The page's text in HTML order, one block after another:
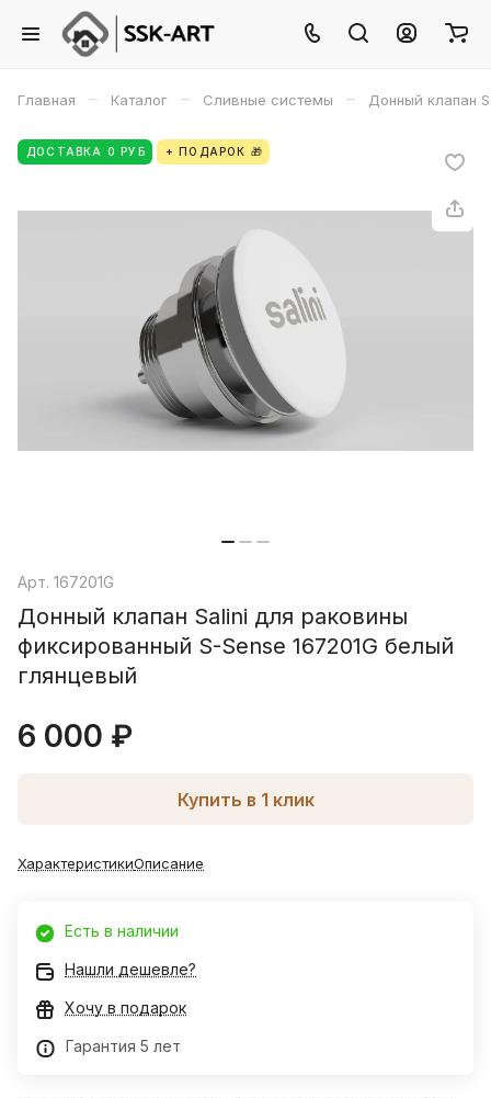
Главная – Каталог – Сливные системы – Донный клапан
ДОСТАВКА 0 РУБ + ПОДАРОК 🎁
Арт. 167201G
Донный клапан Salini для раковины
фиксированный S-Sense 167201G белый
глянцевый
6 000 ₽
Купить в 1 клик
ХарактеристикиОписание
Есть в наличии
Нашли дешевле?
Хочу в подарок
Гарантия 5 лет